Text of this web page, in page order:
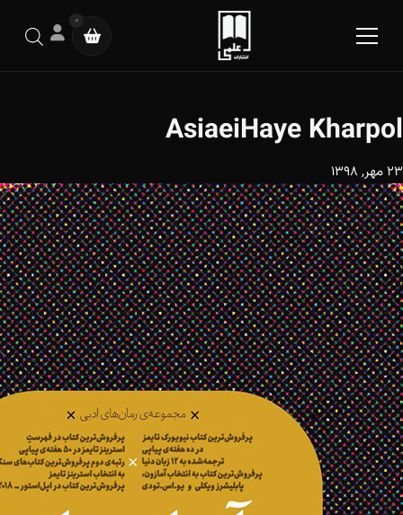
0
AsiaeiHaye Kharpol
23 مهر, 1398